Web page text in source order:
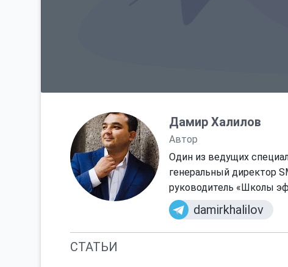
Дамир Халилов
Автор
Один из ведущих
генеральный директор
руководитель «Школы
damirkhalilov
СТАТЬИ